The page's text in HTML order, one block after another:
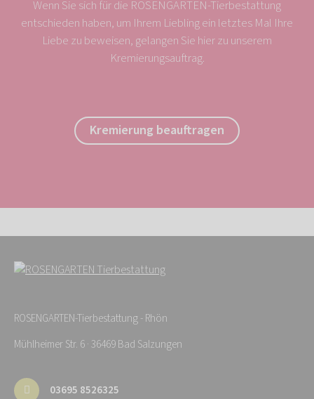
Wenn Sie sich für die ROSENGARTEN-Tierbestattung
entschieden haben, um Ihrem Liebling ein letztes Mal Ihre
Liebe zu beweisen, gelangen Sie hier zu unserem
Kremierungsauftrag.
Kremierung beauftragen
ROSENGARTEN-Tierbestattung - Rhön
Mühlheimer Str. 6 · 36469 Bad Salzungen
03695 8526325